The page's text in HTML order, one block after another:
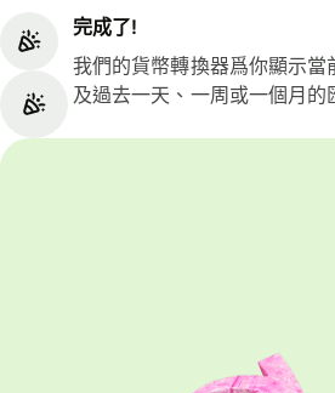
完成了!
我們的貨幣轉換器爲你顯示
及過去一天、一周或一個月的